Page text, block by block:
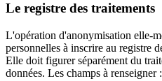
Le registre des traitements
L'opération d'anonymisation elle-
personnelles à inscrire au registre
Elle doit figurer séparément du
données. Les champs à